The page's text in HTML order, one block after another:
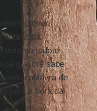
prever,
linfa suba,
durante todo o
que crê sabe
a palavra de
para a hora da